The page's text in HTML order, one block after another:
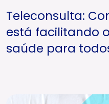
Teleconsulta:
está facilitando
saúde para